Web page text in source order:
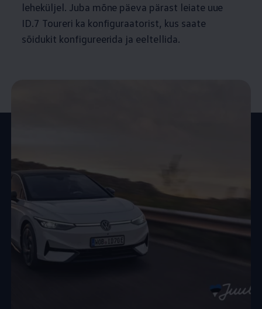
leheküljel. Juba mõne päeva pärast leiate uue
ID.7 Toureri ka konfiguraatorist, kus saate
sõidukit konfigureerida ja eeltellida.